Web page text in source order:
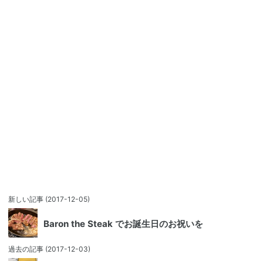
新しい記事 (2017-12-05)
Baron the Steak でお誕生日のお祝いを
過去の記事 (2017-12-03)